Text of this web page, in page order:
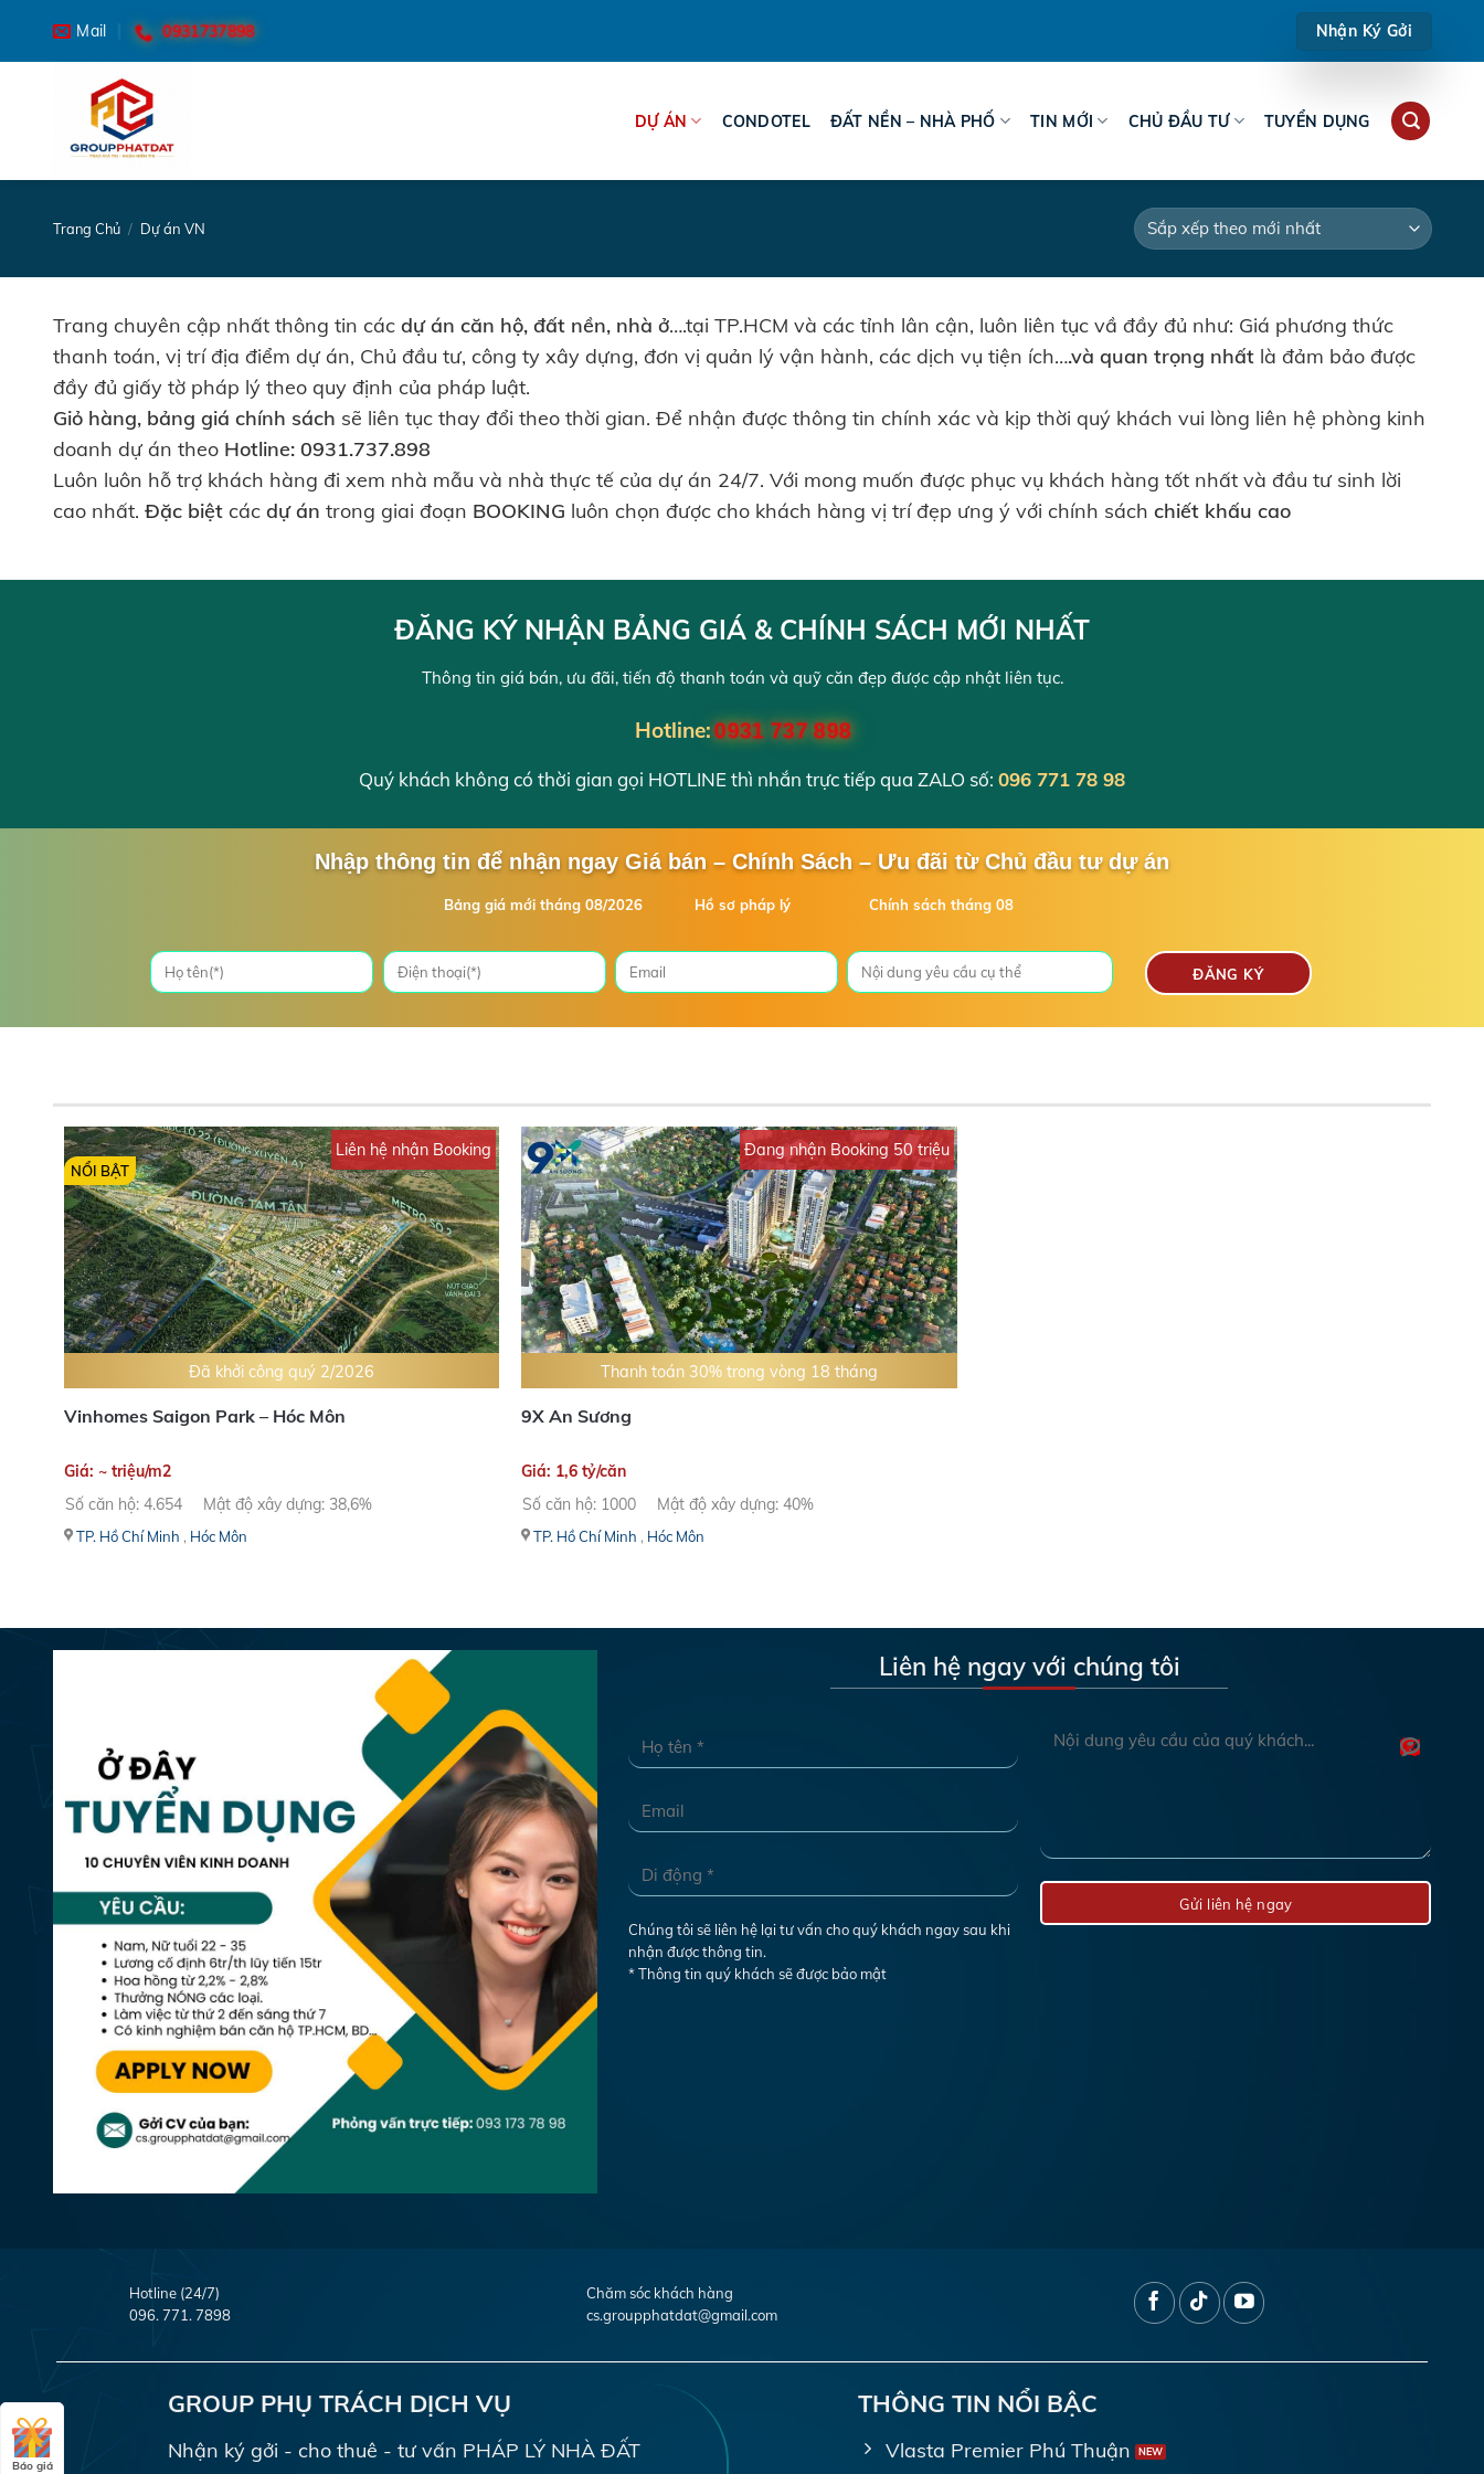
Mail 0931737898 Nhận Ký Gởi
DỰ ÁN CONDOTEL ĐẤT NỀN – NHÀ PHỐ TIN MỚI CHỦ ĐẦU TƯ TUYỂN DỤNG
Trang Chủ / Dự án VN
Trang chuyên cập nhất thông tin các dự án căn hộ, đất nền, nhà ở….tại TP.HCM và các tỉnh lân cận, luôn liên tục vầ đầy đủ như: Giá phương thức
thanh toán, vị trí địa điểm dự án, Chủ đầu tư, công ty xây dựng, đơn vị quản lý vận hành, các dịch vụ tiện ích….và quan trọng nhất là đảm bảo được
đầy đủ giấy tờ pháp lý theo quy định của pháp luật.
Giỏ hàng, bảng giá chính sách sẽ liên tục thay đổi theo thời gian. Để nhận được thông tin chính xác và kịp thời quý khách vui lòng liên hệ phòng kinh
doanh dự án theo Hotline: 0931.737.898
Luôn luôn hỗ trợ khách hàng đi xem nhà mẫu và nhà thực tế của dự án 24/7. Với mong muốn được phục vụ khách hàng tốt nhất và đầu tư sinh lời
cao nhất. Đặc biệt các dự án trong giai đoạn BOOKING luôn chọn được cho khách hàng vị trí đẹp ưng ý với chính sách chiết khấu cao
ĐĂNG KÝ NHẬN BẢNG GIÁ & CHÍNH SÁCH MỚI NHẤT
Thông tin giá bán, ưu đãi, tiến độ thanh toán và quỹ căn đẹp được cập nhật liên tục.
Hotline: 0931 737 898
Quý khách không có thời gian gọi HOTLINE thì nhắn trực tiếp qua ZALO số: 096 771 78 98
Nhập thông tin để nhận ngay Giá bán – Chính Sách – Ưu đãi từ Chủ đầu tư dự án
Bảng giá mới tháng 08/2026 Hồ sơ pháp lý Chính sách tháng 08
Liên hệ nhận Booking
Đã khởi công quý 2/2026
NỔI BẬT
Vinhomes Saigon Park – Hóc Môn
Giá: ~ triệu/m2
Số căn hộ: 4.654
Mật độ xây dựng: 38,6%
TP. Hồ Chí Minh , Hóc Môn
Đang nhận Booking 50 triệu
Thanh toán 30% trong vòng 18 tháng
9X An Sương
Giá: 1,6 tỷ/căn
Số căn hộ: 1000
Mật độ xây dựng: 40%
TP. Hồ Chí Minh , Hóc Môn
Liên hệ ngay với chúng tôi
Chúng tôi sẽ liên hệ lại tư vấn cho quý khách ngay sau khi
nhận được thông tin.
* Thông tin quý khách sẽ được bảo mật
Hotline (24/7)
096. 771. 7898
Chăm sóc khách hàng
cs.groupphatdat@gmail.com
GROUP PHỤ TRÁCH DỊCH VỤ
Nhận ký gởi - cho thuê - tư vấn PHÁP LÝ NHÀ ĐẤT
THÔNG TIN NỔI BẬC
Vlasta Premier Phú Thuận
Báo giá